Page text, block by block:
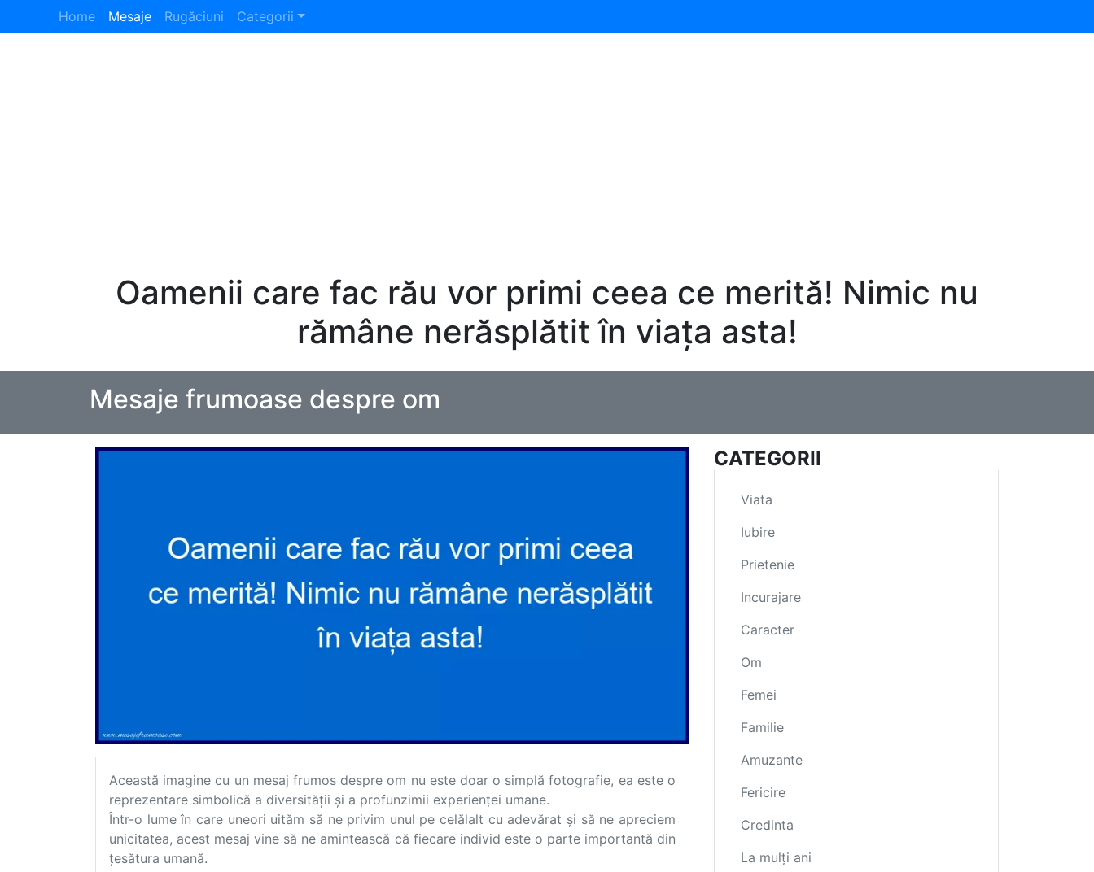
Home Mesaje Rugăciuni Categorii
Oamenii care fac rău vor primi ceea ce merită! Nimic nu
rămâne nerăsplătit în viața asta!
Mesaje frumoase despre om
Această imagine cu un mesaj frumos despre om nu este doar o simplă fotografie, ea este o
reprezentare simbolică a diversității și a profunzimii experienței umane.
Într-o lume în care uneori uităm să ne privim unul pe celălalt cu adevărat și să ne apreciem
unicitatea, acest mesaj vine să ne amintească că fiecare individ este o parte importantă din
țesătura umană.
CATEGORII
Viata
Iubire
Prietenie
Incurajare
Caracter
Om
Femei
Familie
Amuzante
Fericire
Credinta
La mulți ani